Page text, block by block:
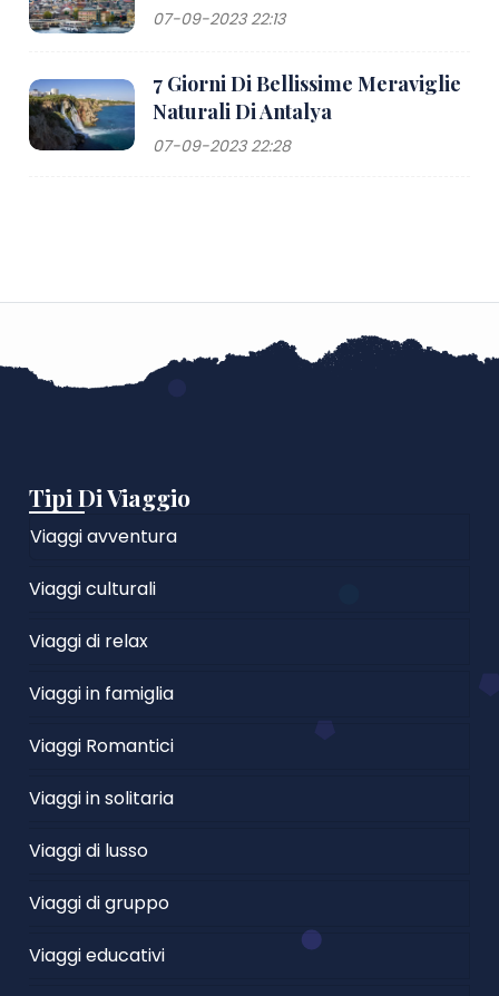
07-09-2023 22:13
7 Giorni Di Bellissime Meraviglie
Naturali Di Antalya
07-09-2023 22:28
Tipi Di Viaggio
Viaggi avventura
Viaggi culturali
Viaggi di relax
Viaggi in famiglia
Viaggi Romantici
Viaggi in solitaria
Viaggi di lusso
Viaggi di gruppo
Viaggi educativi